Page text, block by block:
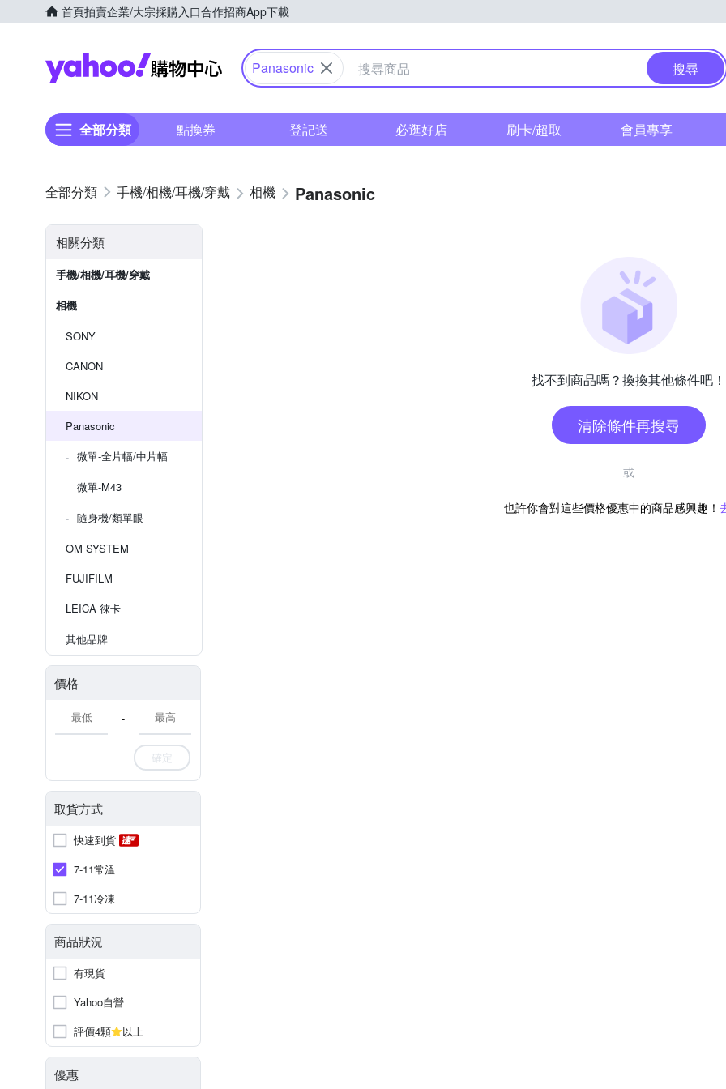
首頁拍賣企業/大宗採購入口合作招商App下載
Yahoo購物中心
Panasonic 搜尋
全部分類 點換券 登記送 必逛好店 刷卡/超取 會員專享
手機/相機/耳機/穿戴 相機 Panasonic
相關分類
手機/相機/耳機/穿戴
相機
SONY
CANON
NIKON
Panasonic
微單-全片幅/中片幅
微單-M43
隨身機/類單眼
OM SYSTEM
FUJIFILM
LEICA 徠卡
其他品牌
價格
-
確定
取貨方式
快速到貨
7-11常溫
7-11冷凍
商品狀況
有現貨
Yahoo自營
評價4顆
以上
優惠
找不到商品嗎？換換其他條件吧！
清除條件再搜尋
或
也許你會對這些價格優惠中的商品感興趣！